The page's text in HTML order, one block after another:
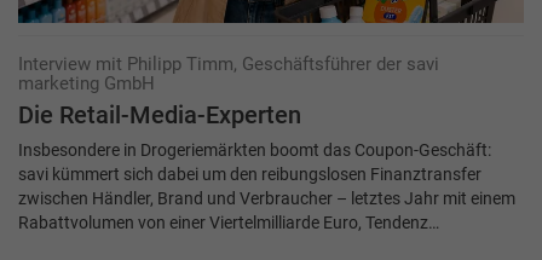
Interview mit Philipp Timm, Geschäftsführer der savi
marketing GmbH
Die Retail-Media-Experten
Insbesondere in Drogeriemärkten boomt das Coupon-Geschäft:
savi kümmert sich dabei um den reibungslosen Finanztransfer
zwischen Händler, Brand und Verbraucher – letztes Jahr mit einem
Rabattvolumen von einer Viertelmilliarde Euro, Tendenz…